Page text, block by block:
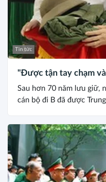
Tin tức
"Được tận tay chạm
Sau hơn 70 năm lưu giữ,
cán bộ đi B đã được